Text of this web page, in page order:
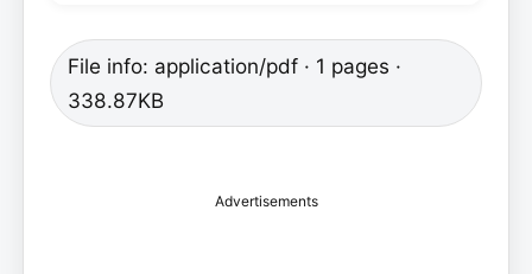
File info: application/pdf · 1 pages ·
338.87KB
Advertisements